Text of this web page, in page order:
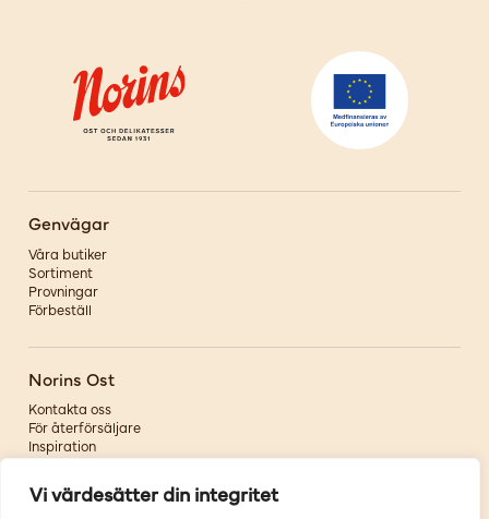
Vi värdesätter din integritet
Genvägar
Våra butiker
Sortiment
Provningar
Förbeställ
Norins Ost
Kontakta oss
För återförsäljare
Inspiration
Om oss